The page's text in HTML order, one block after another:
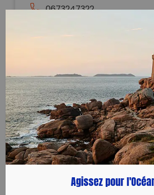
0673247322
Dans le cadre de notre expédition SEA
nous sommes ravies de faire escale à
PORTUGAL. Cette étape est l'occasion
venir échanger avec nous sur nos
de la protection des océans, poser
tout simplement en apprendre
mission.
Vous souhaitez agir concrètement ?
Agissez pour